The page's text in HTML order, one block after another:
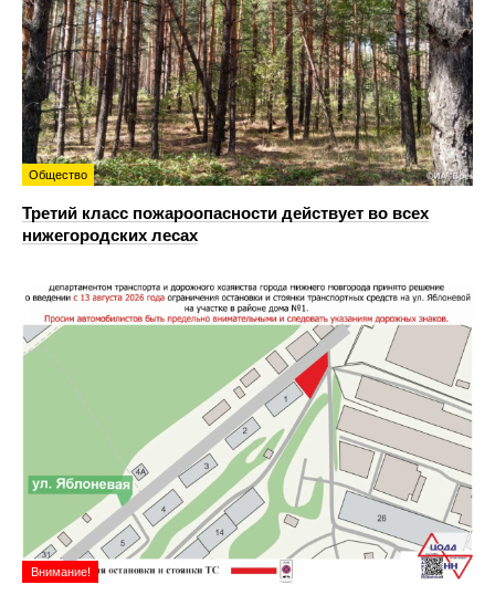
Общество
Третий класс пожароопасности действует во всех
нижегородских лесах
Внимание!